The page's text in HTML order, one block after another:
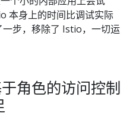
本身上的时间比调试实际
步，移除了 Istio，一切运
角色的访问控制